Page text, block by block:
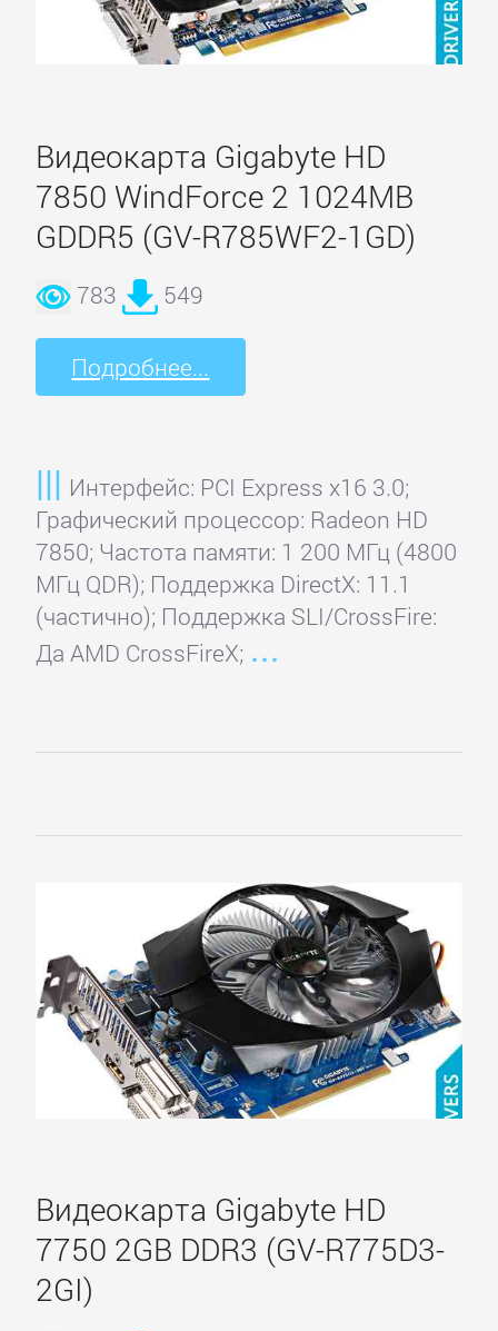
Видеокарта Gigabyte HD
7850 WindForce 2 1024MB
GDDR5 (GV-R785WF2-1GD)
783 549
Подробнее...
Интерфейс: PCI Express x16 3.0;
Графический процессор: Radeon HD
7850; Частота памяти: 1 200 МГц (4800
МГц QDR); Поддержка DirectX: 11.1
(частично); Поддержка SLI/CrossFire:
Да AMD CrossFireX;
Видеокарта Gigabyte HD
7750 2GB DDR3 (GV-R775D3-
2GI)
Simpatio